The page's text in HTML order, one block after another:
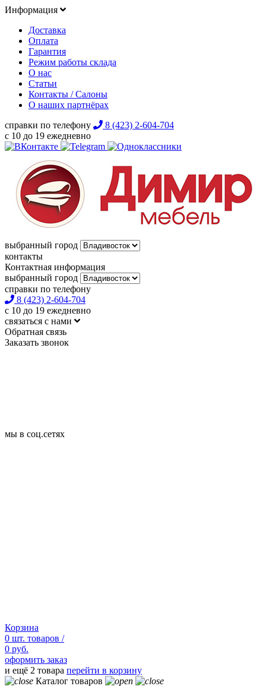
Информация
Доставка
Оплата
Гарантия
Режим работы склада
О нас
Статьи
Контакты / Салоны
О наших партнёрах
справки по телефону
8 (423) 2-604-704
с 10 до 19 ежедневно
выбранный город
контакты
Контактная информация
выбранный город
справки по телефону
8 (423) 2-604-704
с 10 до 19 ежедневно
связаться с нами
Обратная связь
Заказать звонок
мы в соц.сетях
Корзина
0 шт. товаров /
0 руб.
оформить заказ
и ещё 2 товара перейти в корзину
Каталог товаров